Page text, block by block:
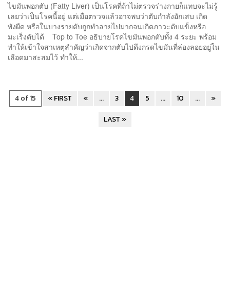
ไขมันพอกตับ (Fatty Liver) เป็นโรคที่ถ้าไม่ตรวจร่างกายก็แทบจะไม่รู้
เลยว่าเป็นโรคนี้อยู่ แต่เมื่อตรวจแล้วอาจพบว่าตับกำลังอักเสบ เกิด
พังผืด หรือในบางรายตับถูกทำลายไปมากจนเกิดภาวะตับแข็งหรือ
มะเร็งตับได้ Top to Toe อธิบายโรคไขมันพอกตับทั้ง 4 ระยะ พร้อม
ทำให้เข้าใจสาเหตุสำคัญว่าเกิดจากตับไปดึงกรดไขมันที่ล่องลอยอยู่ใน
เลือดมาสะสมไว้ ทำให้...
4 of 15 « FIRST « ... 3 4 5 ... 10 ...
»
LAST »